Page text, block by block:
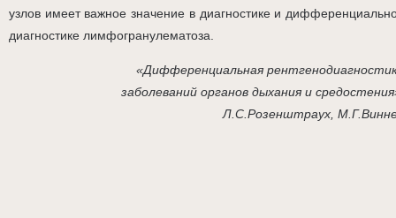
узлов имеет важное значение в диагностике и
диагностике лимфогранулематоза.
«Дифференциальная
заболеваний органов дыхания и
Л.С.Розенштраух,